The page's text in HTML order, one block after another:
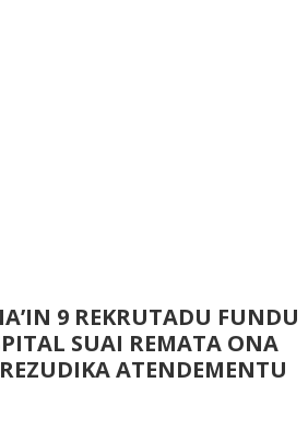
9 REKRUTADU FUNDU
SUAI REMATA ONA
ATENDEMENTU